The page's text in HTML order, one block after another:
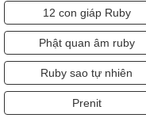
12 con giáp Ruby
Phật quan âm ruby
Ruby sao tự nhiên
Prenit